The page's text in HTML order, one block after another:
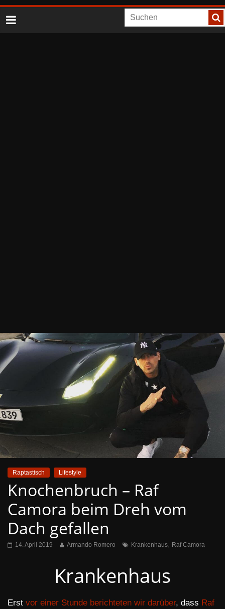
Raptastisch Lifestyle
Knochenbruch – Raf
Camora beim Dreh vom
Dach gefallen
14. April 2019 Armando Romero Krankenhaus, Raf Camora
Krankenhaus
Erst vor einer Stunde berichteten wir darüber, dass Raf